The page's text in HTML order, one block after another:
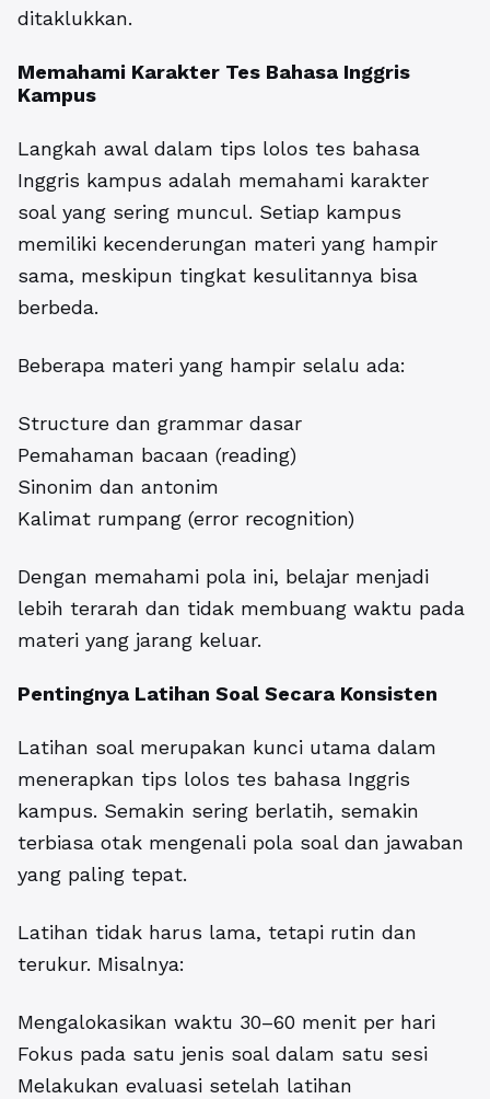
ditaklukkan.
Memahami Karakter Tes Bahasa Inggris
Kampus
Langkah awal dalam tips lolos tes bahasa
Inggris kampus adalah memahami karakter
soal yang sering muncul. Setiap kampus
memiliki kecenderungan materi yang hampir
sama, meskipun tingkat kesulitannya bisa
berbeda.
Beberapa materi yang hampir selalu ada:
Structure dan grammar dasar
Pemahaman bacaan (reading)
Sinonim dan antonim
Kalimat rumpang (error recognition)
Dengan memahami pola ini, belajar menjadi
lebih terarah dan tidak membuang waktu pada
materi yang jarang keluar.
Pentingnya Latihan Soal Secara Konsisten
Latihan soal merupakan kunci utama dalam
menerapkan tips lolos tes bahasa Inggris
kampus. Semakin sering berlatih, semakin
terbiasa otak mengenali pola soal dan jawaban
yang paling tepat.
Latihan tidak harus lama, tetapi rutin dan
terukur. Misalnya:
Mengalokasikan waktu 30–60 menit per hari
Fokus pada satu jenis soal dalam satu sesi
Melakukan evaluasi setelah latihan